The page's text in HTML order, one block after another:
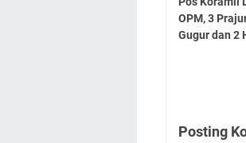
OPM, 3
Gugur dan 2
Posting